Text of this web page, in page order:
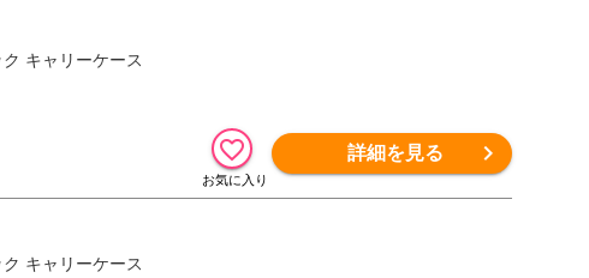
キャリーケース
詳細を見る
キャリーケース